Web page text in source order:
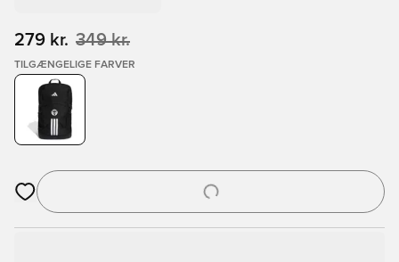
279 kr. 349 kr.
TILGÆNGELIGE FARVER
Åbner en Modal til at logge ind eller tilmelde dig som medlem